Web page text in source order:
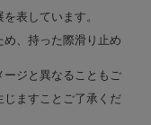
表しています。
、持った際滑り止め
ジと異なることもご
じますことご了承くだ